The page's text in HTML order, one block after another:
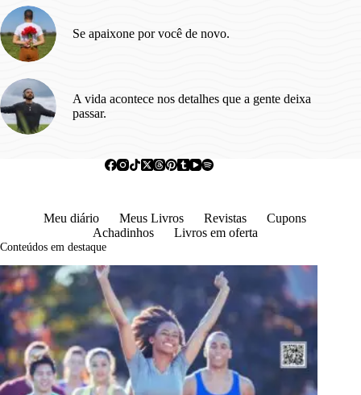
Se apaixone por você de novo.
A vida acontece nos detalhes que a gente deixa
passar.
Meu diário Meus Livros Revistas
Cupons
Achadinhos
Livros em oferta
Conteúdos em destaque